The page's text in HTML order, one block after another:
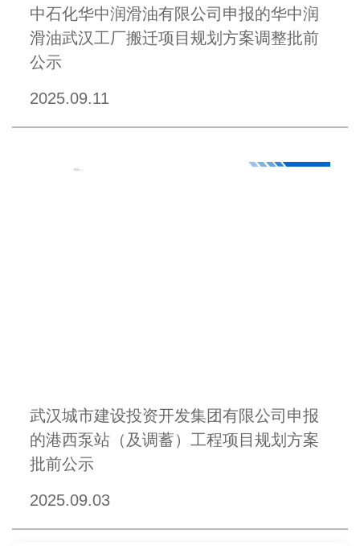
中石化华中润滑油有限公司申报的华中润
滑油武汉工厂搬迁项目规划方案调整批前
公示
2025.09.11
武汉城市建设投资开发集团有限公司申报
的港西泵站（及调蓄）工程项目规划方案
批前公示
2025.09.03